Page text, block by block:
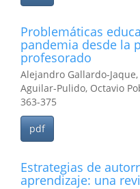
Problemáticas
pandemia desde la
profesorado
Alejandro Gallardo-
Aguilar-Pulido, Octavio
363-375
pdf
Estrategias de
aprendizaje: una